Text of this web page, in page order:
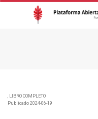
, LIBRO COMPLETO
Publicado 2024-06-19